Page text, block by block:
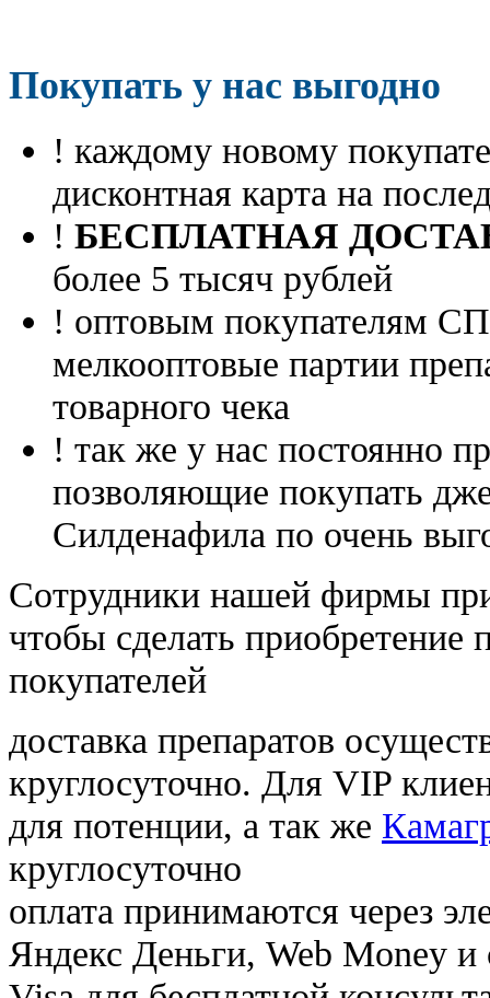
Покупать у нас выгодно
! каждому новому
дисконтная карта на
! БЕСПЛАТНАЯ
более 5 тысяч рублей
! оптовым покупателям
мелкооптовые партии
товарного чека
! так же у нас постоянно
позволяющие покупать
Силденафила по очень
Cотрудники нашей фирмы
чтобы сделать приобретение
покупателей
доставка препаратов
круглосуточно. Для VIP
для потенции, а так же
круглосуточно
оплата принимаются через
Яндекс Деньги, Web Money и